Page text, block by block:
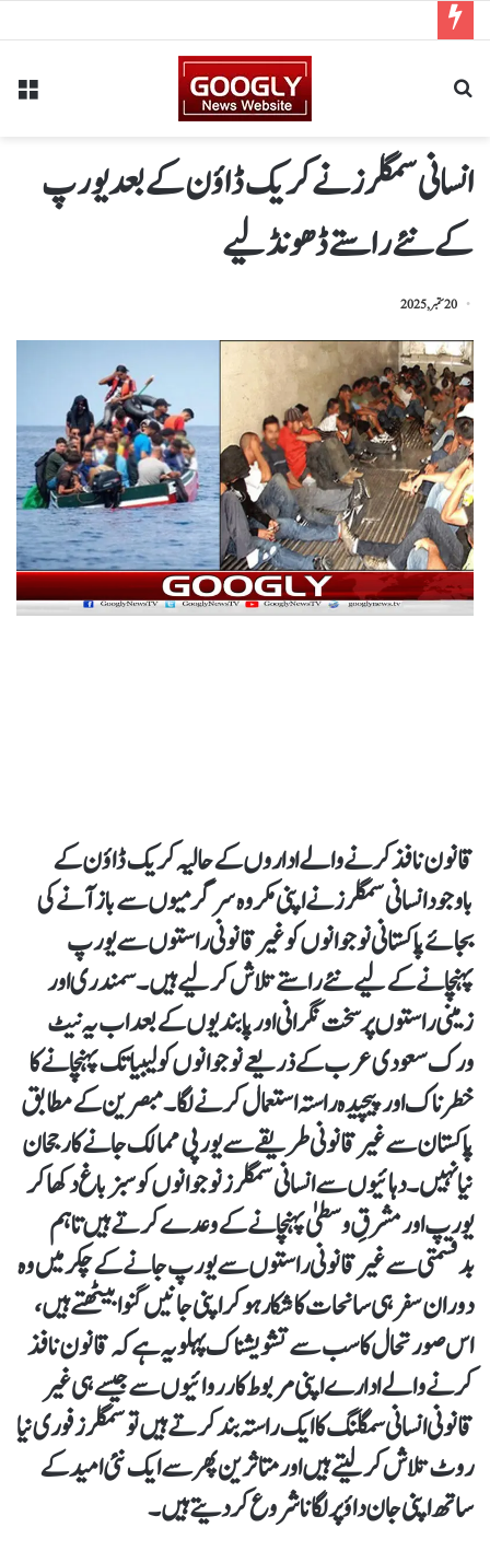
انسانی سمگلرز نے کریک ڈاؤن کے بعد یورپ
کے نئے راستے ڈھونڈ لیے
20 ستمبر, 2025
قانون نافذ کرنے والے اداروں کے حالیہ کریک ڈاؤن کے
باوجود انسانی سمگلرز نے اپنی مکروہ سرگرمیوں سے باز آنے کی
بجائے پاکستانی نوجوانوں کو غیر قانونی راستوں سے یورپ
پہنچانے کے لیے نئے راستے تلاش کر لیے ہیں۔ سمندری اور
زمینی راستوں پر سخت نگرانی اور پابندیوں کے بعد اب یہ نیٹ
ورک سعودی عرب کے ذریعے نوجوانوں کو لیبیا تک پہنچانے کا
خطرناک اور پیچیدہ راستہ استعمال کرنے لگا۔ مبصرین کے مطابق
پاکستان سے غیر قانونی طریقے سے یورپی ممالک جانے کا رجحان
نیا نہیں۔ دہائیوں سے انسانی سمگلرز نوجوانوں کو سبز باغ دکھا کر
یورپ اور مشرقِ وسطیٰ پہنچانے کے وعدے کرتے ہیں تاہم
بدقسمتی سے غیر قانونی راستوں سے یورپ جانے کے چکر میں وہ
دوران سفر ہی سانحات کا شکار ہو کر اپنی جانیں گنوا بیٹھتے ہیں،
اس صورتحال کا سب سے تشویشناک پہلو یہ ہے کہ قانون نافذ
کرنے والے ادارے اپنی مربوط کارروائیوں سے جیسے ہی غیر
قانونی انسانی سمگلنگ کا ایک راستہ بند کرتے ہیں تو سمگلرز فوری نیا
روٹ تلاش کر لیتے ہیں اور متاثرین پھر سے ایک نئی امید کے
ساتھ اپنی جان داؤ پر لگانا شروع کر دیتے ہیں۔